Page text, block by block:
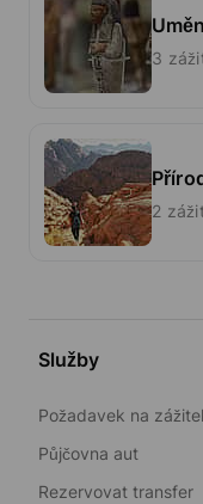
3
2
Služby
Požadavek na
Půjčovna aut
Rezervovat transfer